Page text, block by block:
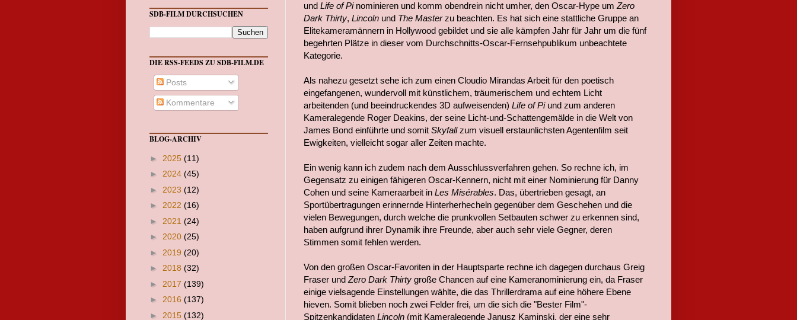
und Life of Pinominieren und komm obendrein nicht umher, den Oscar-Hype um Zero
Dark Thirty, Lincoln und The Masterzu beachten. Es hat sich eine stattliche Gruppe an
Elitekameramännern in Hollywood gebildet und sie alle kämpfen Jahr für Jahr um die fünf
begehrten Plätze in dieser vom Durchschnitts-Oscar-Fernsehpublikum unbeachtete
Kategorie.
Als nahezu gesetzt sehe ich zum einen Cloudio Mirandas Arbeit für den poetisch
eingefangenen, wundervoll mit künstlichem, träumerischem und echtem Licht
arbeitenden (und beeindruckendes 3D aufweisenden) Life of Piund zum anderen
Kameralegende Roger Deakins, der seine Licht-und-Schattengemälde in die Welt von
James Bond einführte und somit Skyfallzum visuell erstaunlichsten Agentenfilm seit
Ewigkeiten, vielleicht sogar aller Zeiten machte.
Ein wenig kann ich zudem nach dem Ausschlussverfahren gehen. So rechne ich, im
Gegensatz zu einigen fähigeren Oscar-Kennern, nicht mit einer Nominierung für Danny
Cohen und seine Kameraarbeit in Les Misérables. Das, übertrieben gesagt, an
Sportübertragungen erinnernde Hinterherhecheln gegenüber dem Geschehen und die
vielen Bewegungen, durch welche die prunkvollen Setbauten schwer zu erkennen sind,
haben aufgrund ihrer Dynamik ihre Freunde, aber auch sehr viele Gegner, deren
Stimmen somit fehlen werden.
Von den großen Oscar-Favoriten in der Hauptsparte rechne ich dagegen durchaus Greig
Fraser und Zero Dark Thirty große Chancen auf eine Kameranominierung ein, da Fraser
einige vielsagende Einstellungen wählte, die das Thrillerdrama auf eine höhere Ebene
hieven. Somit blieben noch zwei Felder frei, um die sich die "Bester Film"-
Spitzenkandidaten Lincoln (mit Kameralegende Janusz Kaminski, der eine sehr
SDB-FILM DURCHSUCHEN
DIE RSS-FEEDS ZU SDB-FILM.DE
Posts
Kommentare
BLOG-ARCHIV
► 2025 (11)
► 2024 (45)
► 2023 (12)
► 2022 (16)
► 2021 (24)
► 2020 (25)
► 2019 (20)
► 2018 (32)
► 2017 (139)
► 2016 (137)
► 2015 (132)